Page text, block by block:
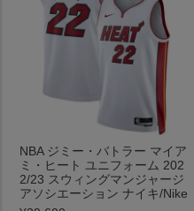
NBA ジミー・バトラー マイア
ミ・ヒート ユニフォーム 202
2/23 スウィングマンジャージ
アソシエーション ナイキ/Nike